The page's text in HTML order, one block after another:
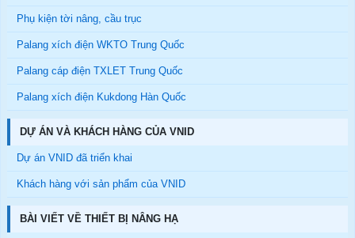
Phụ kiện tời nâng, cầu trục
Palang xích điện WKTO Trung Quốc
Palang cáp điện TXLET Trung Quốc
Palang xích điện Kukdong Hàn Quốc
DỰ ÁN VÀ KHÁCH HÀNG CỦA VNID
Dự án VNID đã triển khai
Khách hàng với sản phẩm của VNID
BÀI VIẾT VỀ THIẾT BỊ NÂNG HẠ